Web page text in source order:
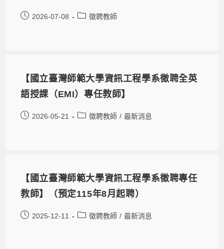
2026-07-08 徵聘教師
【國立臺灣師範大學資訊工程學系徵聘全英
語授課（EMI）專任教師】
2026-05-21 徵聘教師 / 最新消息
【國立臺灣師範大學資訊工程學系徵聘專任
教師】（預定115年8月起聘）
2025-12-11 徵聘教師 / 最新消息